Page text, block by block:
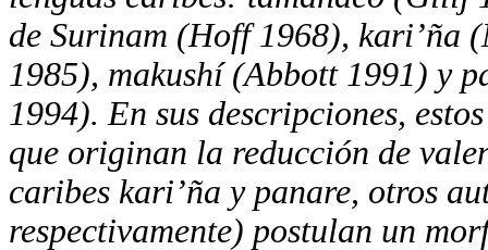
de Surinam (Hoff 1968), kari’ña
1985), makushí (Abbott 1991) y
1994). En sus descripciones,
que originan la reducción de
caribes kari’ña y panare, otros
respectivamente) postulan un